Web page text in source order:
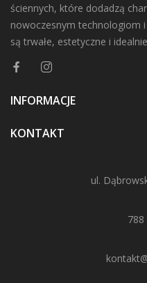
ściennych, które dodadzą
nowoczesnym technologiom
są trwałe, estetyczne i
INFORMACJE
KONTAKT
ul.
788